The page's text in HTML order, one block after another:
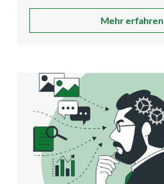
Mehr erfahren